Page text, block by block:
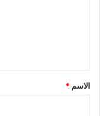
*
الاسم *